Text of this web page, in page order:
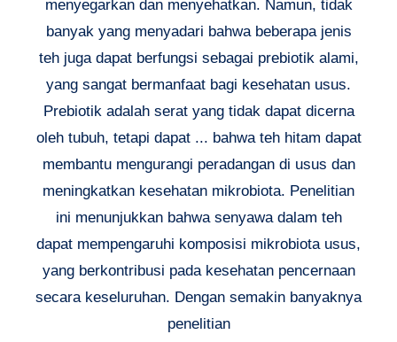
menyegarkan dan menyehatkan. Namun, tidak
banyak yang menyadari bahwa beberapa jenis
teh juga dapat berfungsi sebagai prebiotik alami,
yang sangat bermanfaat bagi kesehatan usus.
Prebiotik adalah serat yang tidak dapat dicerna
oleh tubuh, tetapi dapat ... bahwa teh hitam dapat
membantu mengurangi peradangan di usus dan
meningkatkan kesehatan mikrobiota. Penelitian
ini menunjukkan bahwa senyawa dalam teh
dapat mempengaruhi komposisi mikrobiota usus,
yang berkontribusi pada kesehatan pencernaan
secara keseluruhan. Dengan semakin banyaknya
penelitian